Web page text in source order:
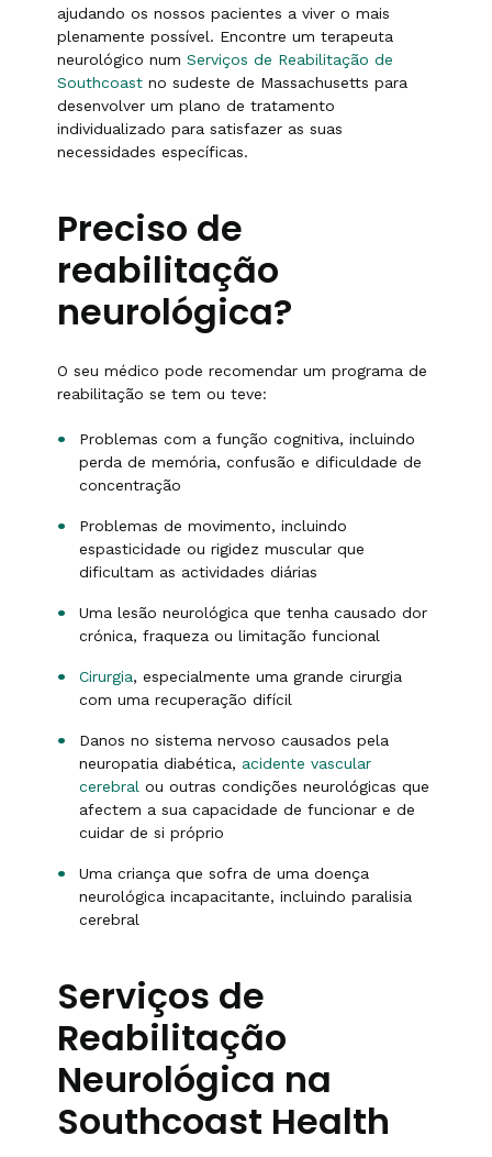
ajudando os nossos pacientes a viver o mais
plenamente possível. Encontre um terapeuta
neurológico num Serviços de Reabilitação de
Southcoast no sudeste de Massachusetts para
desenvolver um plano de tratamento
individualizado para satisfazer as suas
necessidades específicas.
Preciso de
reabilitação
neurológica?
O seu médico pode recomendar um programa de
reabilitação se tem ou teve:
Problemas com a função cognitiva, incluindo
perda de memória, confusão e dificuldade de
concentração
Problemas de movimento, incluindo
espasticidade ou rigidez muscular que
dificultam as actividades diárias
Uma lesão neurológica que tenha causado dor
crónica, fraqueza ou limitação funcional
Cirurgia, especialmente uma grande cirurgia
com uma recuperação difícil
Danos no sistema nervoso causados pela
neuropatia diabética, acidente vascular
cerebral ou outras condições neurológicas que
afectem a sua capacidade de funcionar e de
cuidar de si próprio
Uma criança que sofra de uma doença
neurológica incapacitante, incluindo paralisia
cerebral
Serviços de
Reabilitação
Neurológica na
Southcoast Health